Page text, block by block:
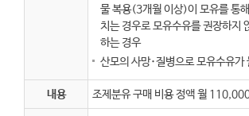
물 복용(3개월 이상)이 모유를 통
치는 경우로 모유수유를 권장하지
하는 경우
산모의 사망･질병으로 모유수유가
내용 조제분유 구매 비용 정액 월